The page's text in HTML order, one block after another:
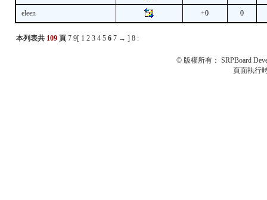
eleen +0 0
本列表共 109頁 7 9[ 1 2 3 4 5 6 7 → ] 8 :
© 版權所有： SRPBoard
頁面執行